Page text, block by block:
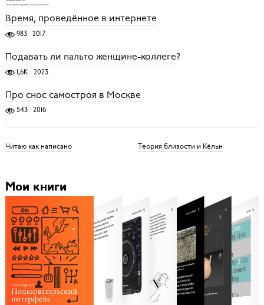
Время, проведённое в интернете
983 2017
Подавать ли пальто женщине-коллеге?
1,6K 2023
Про снос самостроя в Москве
543 2016
Читаю как написано Теория близости и Кёльн
Мои книги